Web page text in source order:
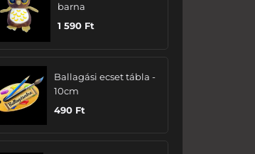
barna
1 590 Ft
Ballagási ecset tábla -
10cm
490 Ft